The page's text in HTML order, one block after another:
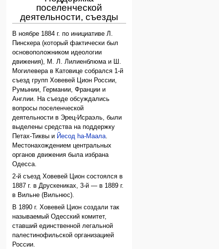
поселенческой
деятельности, съезды
В ноябре 1884 г. по инициативе Л.
Пинскера (который фактически был
основоположником идеологии
движения), М. Л. Лилиенблюма и Ш.
Могилевера в Катовице собрался 1-й
съезд групп Ховевей Цион России,
Румынии, Германии, Франции и
Англии. На съезде обсуждались
вопросы поселенческой
деятельности в Эрец-Исраэль, были
выделены средства на поддержку
Петах-Тиквы и Йесод hа-Маала
Местонахождением центральных
органов движения была избрана
Одесса.
2-й съезд Ховевей Цион состоялся в
1887 г. в Друскениках, 3-й — в 1889 г.
в Вильне (Вильнюс).
В 1890 г. Ховевей Цион создали так
называемый Одесский комитет,
ставший единственной легальной
палестинофильской организацией
России.